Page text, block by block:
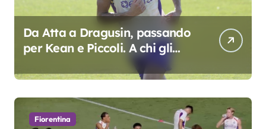
Da Atta a Dragusin, passando
per Kean e Piccoli. A chi gli
oscar del precampionato?
Fiorentina